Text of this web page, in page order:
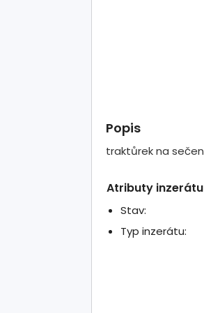
Popis
traktůrek na
Atributy inzerátu
Stav:
Typ inzerátu: